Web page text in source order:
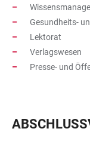
Gesundheits-
Lektorat
Verlagswesen
Presse- und